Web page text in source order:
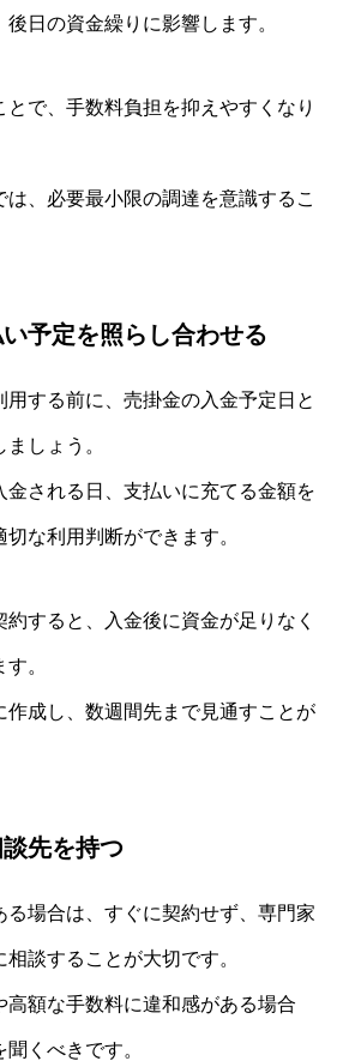
日の資金繰りに影響します。
とで、手数料負担を抑えやすくなり
、必要最小限の調達を意識するこ
予定を照らし合わせる
用する前に、売掛金の入金予定日と
しょう。
金される日、支払いに充てる金額を
な利用判断ができます。
約すると、入金後に資金が足りなく
。
作成し、数週間先まで見通すことが
先を持つ
る場合は、すぐに契約せず、専門家
談することが大切です。
高額な手数料に違和感がある場合
くべきです。